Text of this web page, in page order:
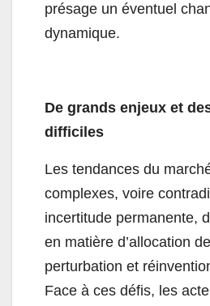
présage un éventuel
dynamique.
De grands enjeux et
difficiles
Les tendances du
complexes, voire
incertitude permanente,
en matière d’allocation
perturbation et
Face à ces défis, les